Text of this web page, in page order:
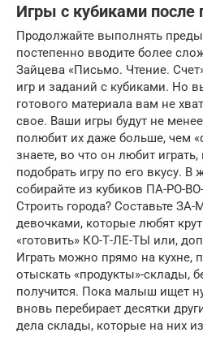
Игры с кубиками после
Продолжайте выполнять
постепенно вводите более
Зайцева «Письмо. Чтение.
игр и заданий с кубиками. Но
готового материала вам не
свое. Ваши игры будут не
полюбит их даже больше, чем
знаете, во что он любит играть,
подобрать игру по его вкусу.
собирайте из кубиков ПА-РО-
Строить города? Составьте
девочками, которые любят
«готовить» КО-Т-ЛЕ-ТЫ или,
Играть можно прямо на кухне,
отыскать «продукты»-склады,
получится. Пока малыш ищет
вновь перебирает десятки
дела склады, которые на них